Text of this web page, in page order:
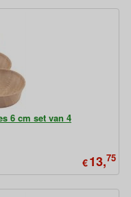
6 cm set van 4
€13,75